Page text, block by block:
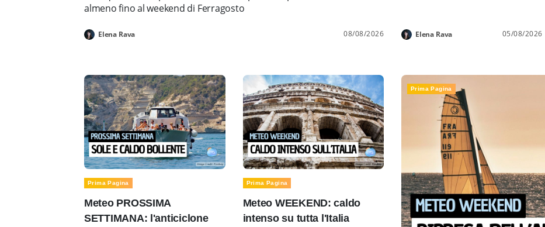
almeno fino al weekend di Ferragosto
Elena Rava 08/08/2026 Elena Rava 05/08/2026
Prima Pagina
Meteo PROSSIMA
SETTIMANA: l'anticiclone
Prima Pagina
Meteo WEEKEND: caldo
intenso su tutta l'Italia
Prima Pagina